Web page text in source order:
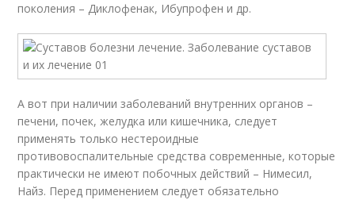
поколения – Диклофенак, Ибупрофен и др.
А вот при наличии заболеваний внутренних органов –
печени, почек, желудка или кишечника, следует
применять только нестероидные
противовоспалительные средства современные, которые
практически не имеют побочных действий – Нимесил,
Найз. Перед применением следует обязательно